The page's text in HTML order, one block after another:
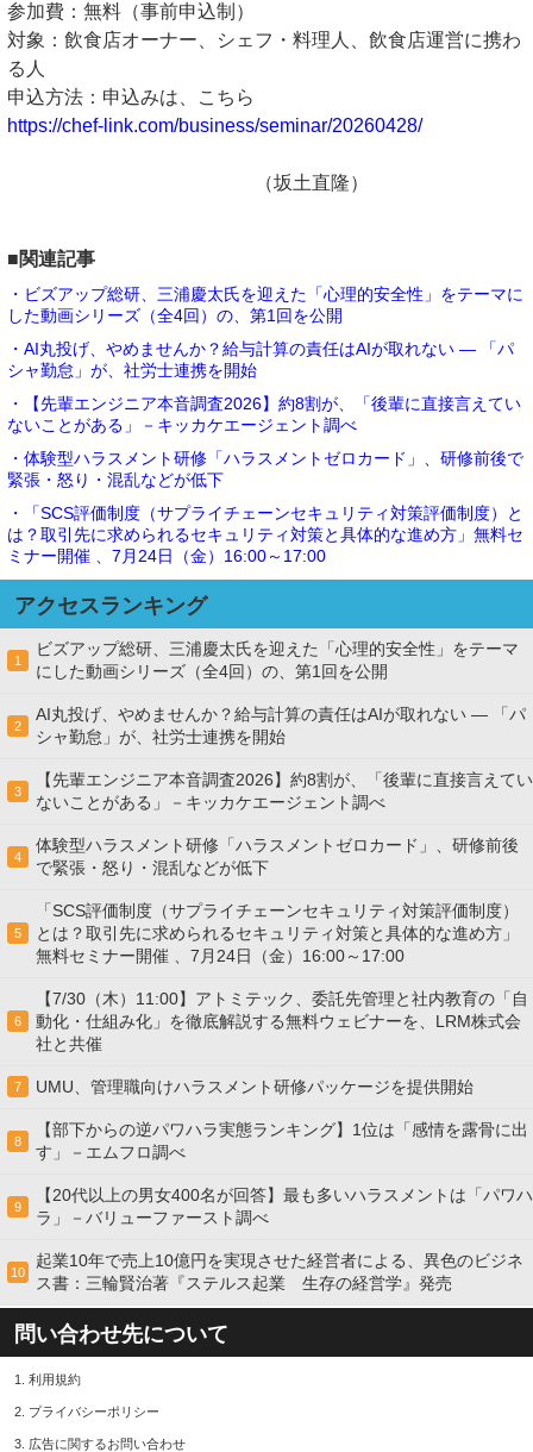
参加費：無料（事前申込制）
対象：飲食店オーナー、シェフ・料理人、飲食店運営に携わ
る人
申込方法：申込みは、こちら
https://chef-link.com/business/seminar/20260428/
（坂土直隆）
■関連記事
・ビズアップ総研、三浦慶太氏を迎えた「心理的安全性」をテーマに
した動画シリーズ（全4回）の、第1回を公開
・AI丸投げ、やめませんか？給与計算の責任はAIが取れない ― 「パ
シャ勤怠」が、社労士連携を開始
・【先輩エンジニア本音調査2026】約8割が、「後輩に直接言えてい
ないことがある」－キッカケエージェント調べ
・体験型ハラスメント研修「ハラスメントゼロカード」、研修前後で
緊張・怒り・混乱などが低下
・「SCS評価制度（サプライチェーンセキュリティ対策評価制度）と
は？取引先に求められるセキュリティ対策と具体的な進め方」無料セ
ミナー開催 、7月24日（金）16:00～17:00
アクセスランキング
1
ビズアップ総研、三浦慶太氏を迎えた「心理的安全性」をテーマ
にした動画シリーズ（全4回）の、第1回を公開
2
AI丸投げ、やめませんか？給与計算の責任はAIが取れない ― 「パ
シャ勤怠」が、社労士連携を開始
3
【先輩エンジニア本音調査2026】約8割が、「後輩に直接言えてい
ないことがある」－キッカケエージェント調べ
4
体験型ハラスメント研修「ハラスメントゼロカード」、研修前後
で緊張・怒り・混乱などが低下
5
「SCS評価制度（サプライチェーンセキュリティ対策評価制度）
とは？取引先に求められるセキュリティ対策と具体的な進め方」
無料セミナー開催 、7月24日（金）16:00～17:00
6
【7/30（木）11:00】アトミテック、委託先管理と社内教育の「自
動化・仕組み化」を徹底解説する無料ウェビナーを、LRM株式会
社と共催
7 UMU、管理職向けハラスメント研修パッケージを提供開始
8
【部下からの逆パワハラ実態ランキング】1位は「感情を露骨に出
す」－エムフロ調べ
9
【20代以上の男女400名が回答】最も多いハラスメントは「パワハ
ラ」－バリューファースト調べ
10
起業10年で売上10億円を実現させた経営者による、異色のビジネ
ス書：三輪賢治著『ステルス起業 生存の経営学』発売
問い合わせ先について
1. 利用規約
2. プライバシーポリシー
3. 広告に関するお問い合わせ